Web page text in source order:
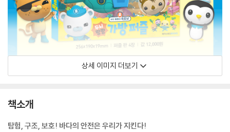
상세 이미지 더보기
책소개
탐험, 구조, 보호! 바다의 안전은 우리가 지킨다!